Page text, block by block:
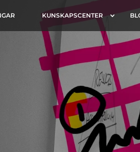
KUNSKAPSCENTER